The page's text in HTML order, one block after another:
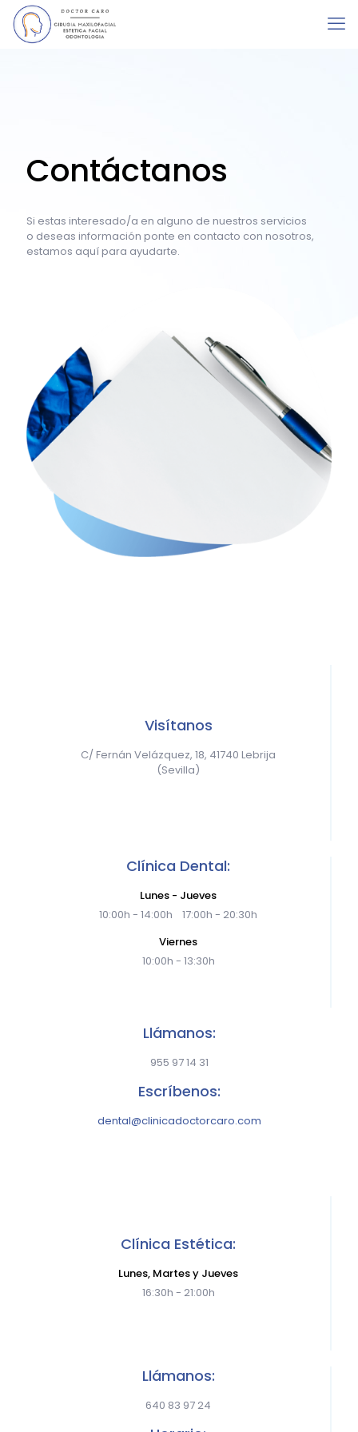
Contáctanos
Si estas interesado/a en alguno de nuestros servicios
o deseas información ponte en contacto con nosotros,
estamos aquí para ayudarte.
Visítanos
C/ Fernán Velázquez, 18, 41740 Lebrija
(Sevilla)
Clínica Dental:
Lunes - Jueves
10:00h - 14:00h 17:00h - 20:30h
Viernes
10:00h - 13:30h
Llámanos:
955 97 14 31
Escríbenos:
dental@clinicadoctorcaro.com
Clínica Estética:
Lunes, Martes y Jueves
16:30h - 21:00h
Llámanos:
640 83 97 24